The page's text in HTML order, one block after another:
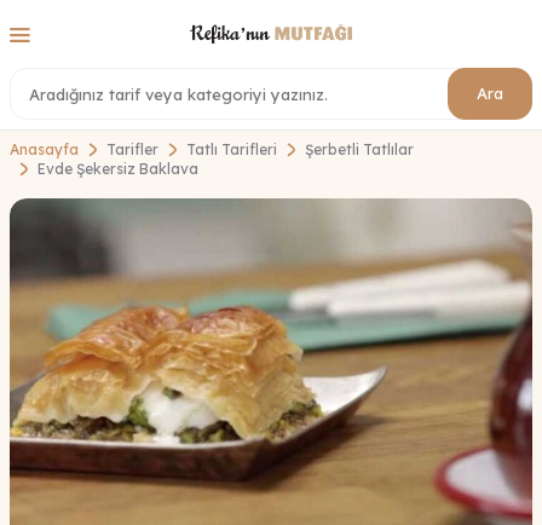
Ara
Anasayfa Tarifler Tatlı Tarifleri
Şerbetli Tatlılar
Evde Şekersiz Baklava